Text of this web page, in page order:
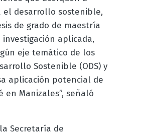
el desarrollo sostenible,
de grado de maestría
aplicada,
eje temático de los
Sostenible (ODS) y
aplicación potencial de
en Manizales”, señaló
Secretaría de